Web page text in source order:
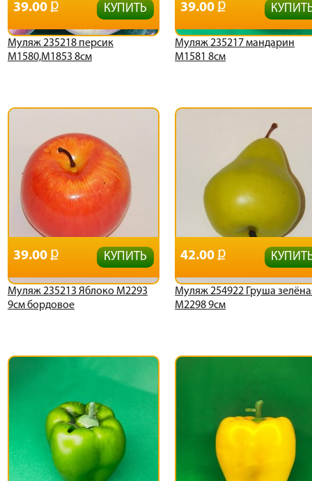
Муляж 235218 персик
М1580,М1853 8см
39.00 КУПИТЬ
Муляж 235217 мандарин
М1581 8см
39.00
Муляж 235213 Яблоко М2293
9см бордовое
39.00 КУПИТЬ
Муляж 254922 Груша
М2298 9см
42.00